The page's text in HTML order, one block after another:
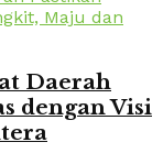
Daerah
dengan Visi